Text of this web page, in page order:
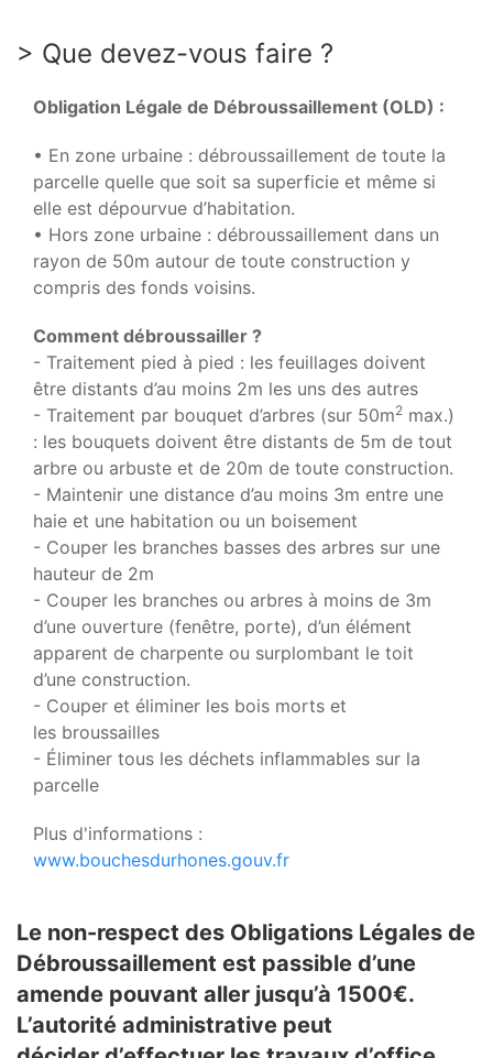
> Que devez-vous faire ?
Obligation Légale de Débroussaillement (OLD) :
• En zone urbaine : débroussaillement de toute la
parcelle quelle que soit sa superficie et même si
elle est dépourvue d’habitation.
• Hors zone urbaine : débroussaillement dans un
rayon de 50m autour de toute construction y
compris des fonds voisins.
Comment débroussailler ?
- Traitement pied à pied : les feuillages doivent
être distants d’au moins 2m les uns des autres
- Traitement par bouquet d’arbres (sur 50m2 max.)
: les bouquets doivent être distants de 5m de tout
arbre ou arbuste et de 20m de toute construction.
- Maintenir une distance d’au moins 3m entre une
haie et une habitation ou un boisement
- Couper les branches basses des arbres sur une
hauteur de 2m
- Couper les branches ou arbres à moins de 3m
d’une ouverture (fenêtre, porte), d’un élément
apparent de charpente ou surplombant le toit
d’une construction.
- Couper et éliminer les bois morts et
les broussailles
- Éliminer tous les déchets inflammables sur la
parcelle
Plus d'informations :
www.bouchesdurhones.gouv.fr
Le non-respect des Obligations Légales de
Débroussaillement est passible d’une
amende pouvant aller jusqu’à 1500€.
L’autorité administrative peut